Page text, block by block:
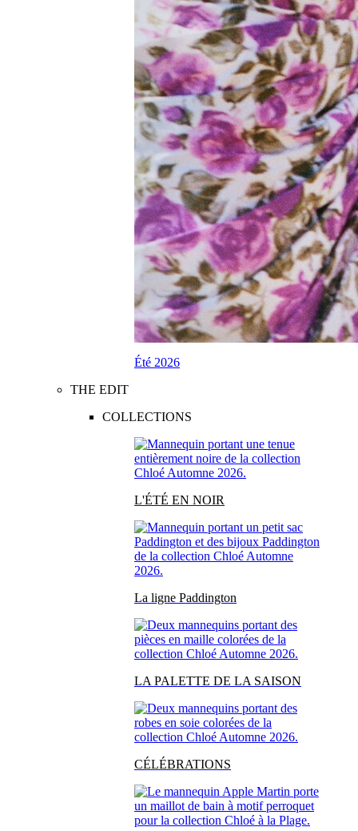
Été 2026
THE EDIT
COLLECTIONS
L'ÉTÉ EN NOIR
La ligne Paddington
LA PALETTE DE LA SAISON
CÉLÉBRATIONS